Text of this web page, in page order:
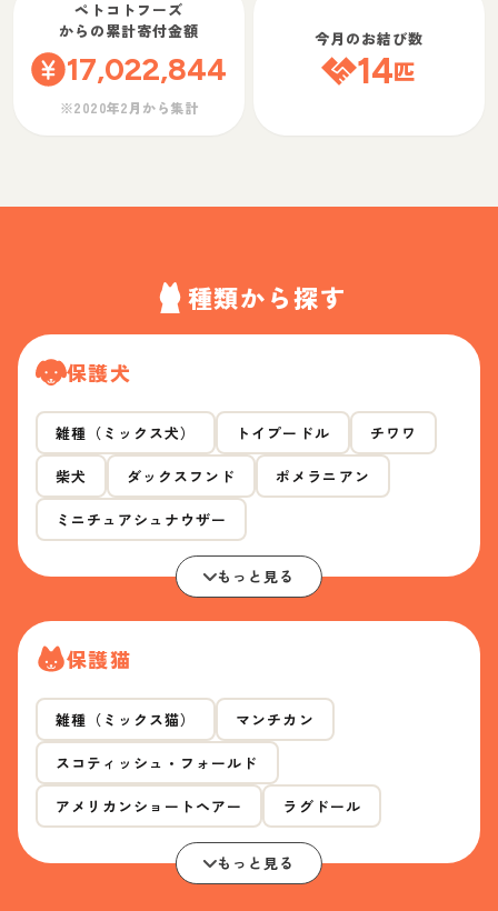
ペトコトフーズ
からの累計寄付金額
17,022,844
※2020年2月から集計
今月のお結び数
14匹
種類から探す
保護犬
雑種（ミックス犬） トイプードル チワワ
柴犬 ダックスフンド ポメラニアン
ミニチュアシュナウザー
もっと見る
保護猫
雑種（ミックス猫） マンチカン
スコティッシュ・フォールド
アメリカンショートヘアー ラグドール
もっと見る